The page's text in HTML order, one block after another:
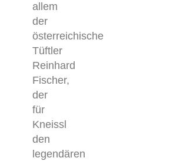
allem
der
österreichische
Tüftler
Reinhard
Fischer,
der
für
Kneissl
den
legendären